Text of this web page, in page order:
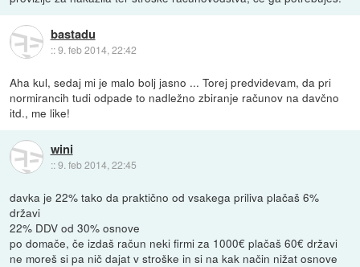
bastadu
::9. feb 2014, 22:42
Aha kul, sedaj mi je malo bolj jasno ... Torej predvidevam, da pri
normirancih tudi odpade to nadležno zbiranje računov na davčno
itd., me like!
wini
::9. feb 2014, 22:45
davka je 22% tako da praktično od vsakega priliva plačaš 6%
državi
22% DDV od 30% osnove
po domače, če izdaš račun neki firmi za 1000€ plačaš 60€ državi
ne moreš si pa nič dajat v stroške in si na kak način nižat osnove